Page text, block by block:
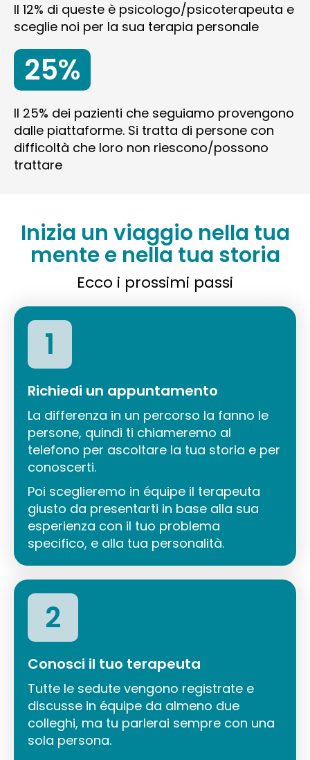
Il 12% di queste è psicologo/psicoterapeuta e
sceglie noi per la sua terapia personale
25%
Il 25% dei pazienti che seguiamo provengono
dalle piattaforme. Si tratta di persone con
difficoltà che loro non riescono/possono
trattare
Inizia un viaggio nella tua
mente e nella tua storia
Ecco i prossimi passi
1
Richiedi un appuntamento
La differenza in un percorso la fanno le
persone, quindi ti chiameremo al
telefono per ascoltare la tua storia e per
conoscerti.
Poi sceglieremo in équipe il terapeuta
giusto da presentarti in base alla sua
esperienza con il tuo problema
specifico, e alla tua personalità.
2
Conosci il tuo terapeuta
Tutte le sedute vengono registrate e
discusse in équipe da almeno due
colleghi, ma tu parlerai sempre con una
sola persona.